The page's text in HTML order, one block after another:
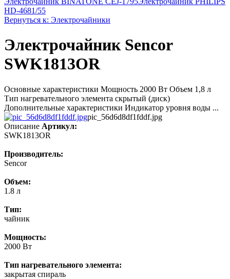
HD-4681/55
Вернуться к: Электрочайники
Электрочайник Sencor
SWK1813OR
Основные характеристики Мощность 2000 Вт Объем 1,8 л
Тип нагревательного элемента скрытый (диск)
Дополнительные характеристики Индикатор уровня воды ...
pic_56d6d8df1fddf.jpg
Описание Артикул:
SWK1813OR
Производитель:
Sencor
Объем:
1.8 л
Тип:
чайник
Мощность:
2000 Вт
Тип нагревательного элемента:
закрытая спираль